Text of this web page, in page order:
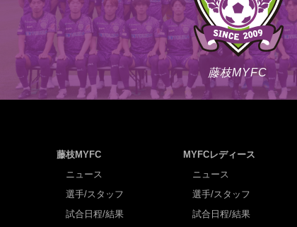
藤枝MYFC
藤枝MYFC
ニュース
選手/スタッフ
試合日程/結果
MYFCレディース
ニュース
選手/スタッフ
試合日程/結果